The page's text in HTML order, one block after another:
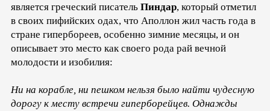
является греческий писатель Пиндар, который отметил
в своих пифийских одах, что Аполлон жил часть года в
стране гипербореев, особенно зимние месяцы, и он
описывает это место как своего рода рай вечной
молодости и изобилия:
Ни на корабле, ни пешком нельзя было найти чудесную
дорогу к месту встречи гиперборейцев. Однажды